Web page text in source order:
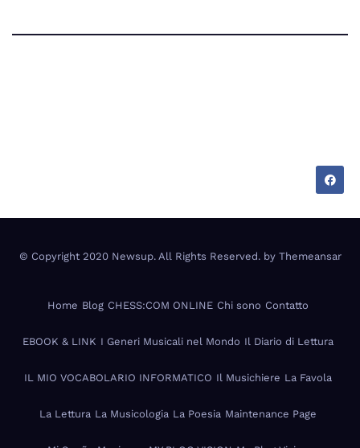
© Copyright 2020 Newsup. All Rights Reserved. by Themeansar
Home Blog CHESS:COM ONLINE Chi sono Contatto
EBOOK & LINK I Generi Musicali nel Mondo Il Diario di Lettura
IL MIO VOCABOLARIO INFORMATICO Il Musichiere La Favola
La Lettura La Musicologia La Poesia Maintenance Page